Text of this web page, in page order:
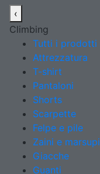
‹
Climbing
Tutti i prodotti
Attrezzatura
T-shirt
Pantaloni
Shorts
Scarpette
Felpe e pile
Zaini e marsupi
Giacche
Guanti